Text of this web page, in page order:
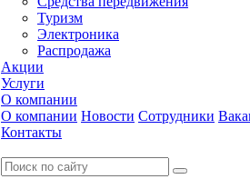
Туризм
Электроника
Распродажа
Акции
Услуги
О компании
О компании Новости Сотрудники
Контакты